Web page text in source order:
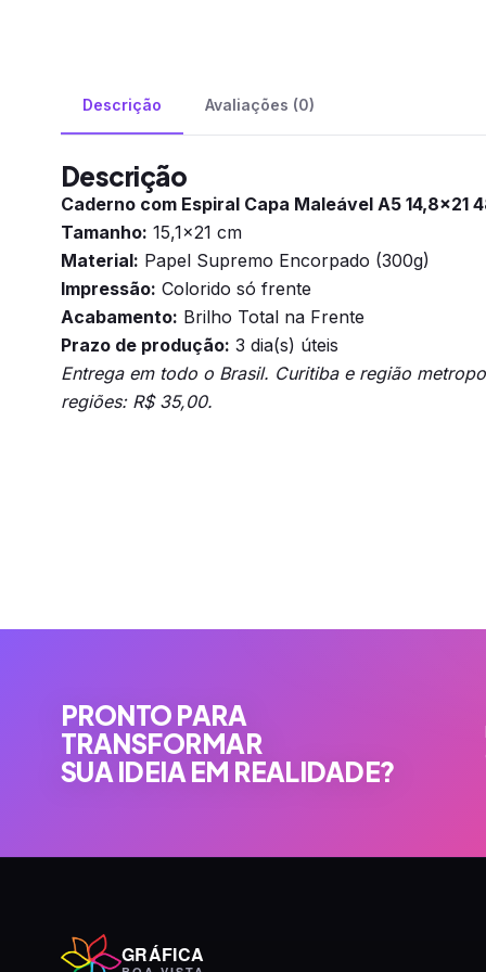
Descrição Avaliações (0)
Descrição
Caderno com Espiral Capa Maleável A5 14,8×21
Tamanho: 15,1×21 cm
Material: Papel Supremo Encorpado (300g)
Impressão: Colorido só frente
Acabamento: Brilho Total na Frente
Prazo de produção: 3 dia(s) úteis
Entrega em todo o Brasil. Curitiba e região
regiões: R$ 35,00.
PRONTO PARA
TRANSFORMAR
SUA IDEIA EM REALIDADE?
GRÁFICA